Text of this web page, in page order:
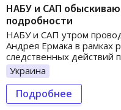
НАБУ и САП
подробности
НАБУ и САП утром
Андрея Ермака в рамках
следственных действий
Украина
Подробнее